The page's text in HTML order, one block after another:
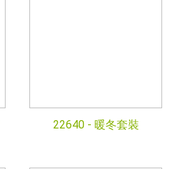
22640 - 暖冬套裝